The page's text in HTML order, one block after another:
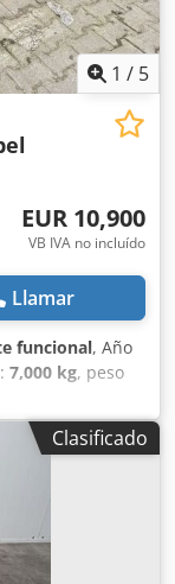
1 / 5
EUR 10,900
VB IVA no incluído
Llamar
funcional, Año
7,000 kg, peso
de apertura:
carga: 600
Nuevo
x 65 mm.
7.000 kg; como
para entrega
Clasificado